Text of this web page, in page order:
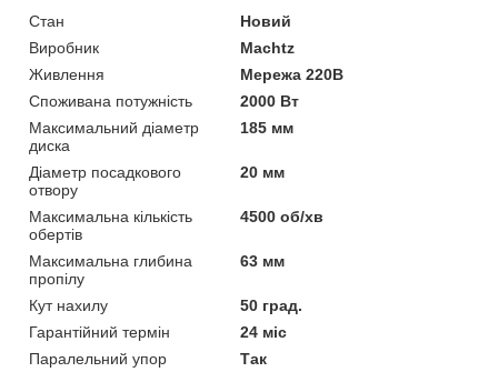
Стан
Новий
Виробник
Machtz
Живлення
Мережа 220В
Споживана потужність
2000 Вт
Максимальний діаметр
диска
185 мм
Діаметр посадкового
отвору
20 мм
Максимальна кількість
обертів
4500 об/хв
Максимальна глибина
пропілу
63 мм
Кут нахилу
50 град.
Гарантійний термін
24 міс
Паралельний упор
Так